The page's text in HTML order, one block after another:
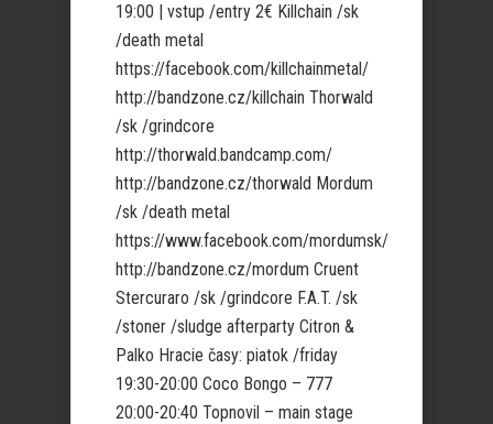
19:00 | vstup /entry 2€ Killchain /sk
/death metal
https://facebook.com/killchainmetal/
http://bandzone.cz/killchain Thorwald
/sk /grindcore
http://thorwald.bandcamp.com/
http://bandzone.cz/thorwald Mordum
/sk /death metal
https://www.facebook.com/mordumsk/
http://bandzone.cz/mordum Cruent
Stercuraro /sk /grindcore F.A.T. /sk
/stoner /sludge afterparty Citron &
Palko Hracie časy: piatok /friday
19:30-20:00 Coco Bongo – 777
20:00-20:40 Topnovil – main stage